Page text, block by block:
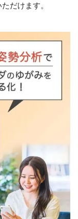
だけます。